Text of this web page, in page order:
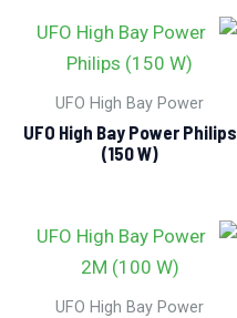
UFO High Bay Power
UFO High Bay Power Philips
(150 W)
UFO High Bay Power